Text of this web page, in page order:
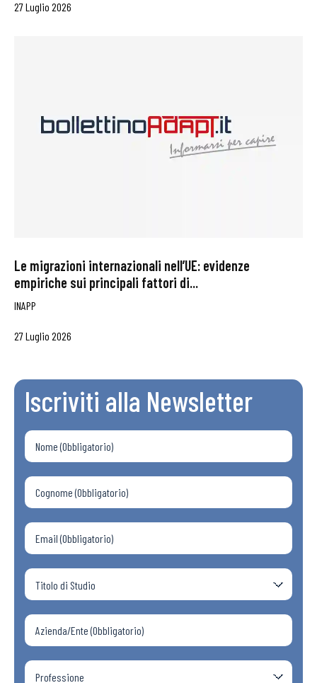
27 Luglio 2026
Le migrazioni internazionali nell’UE: evidenze
empiriche sui principali fattori di...
INAPP
27 Luglio 2026
Iscriviti alla Newsletter